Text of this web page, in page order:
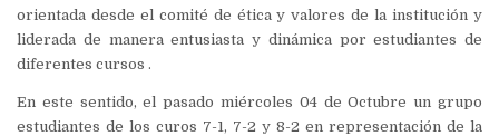
orientada desde el comité de ética y valores de la institución y
liderada de manera entusiasta y dinámica por estudiantes de
diferentes cursos .
En este sentido, el pasado miércoles 04 de Octubre un grupo
estudiantes de los curos 7-1, 7-2 y 8-2 en representación de la